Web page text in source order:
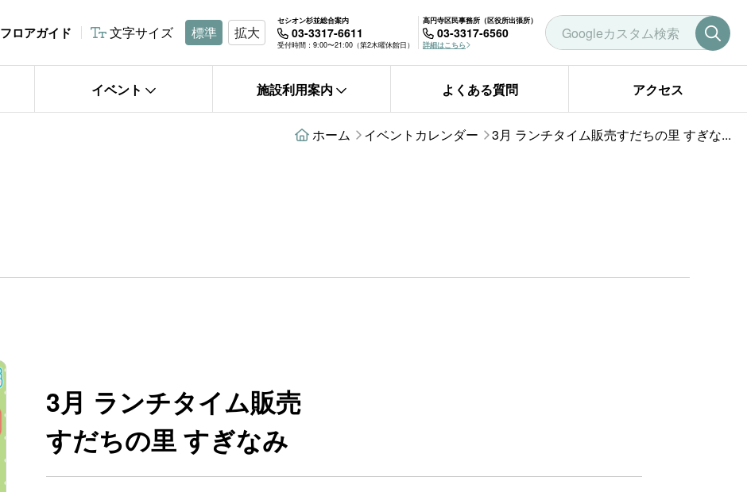
フロアガイド 文字サイズ 標準 拡大
セシオン杉並総合案内
03-3317-6611
受付時間：9:00〜21:00（第2木曜休館日）
高円寺区民事務所（区役所出張所）
03-3317-6560
詳細はこちら
イベント 施設利用案内 よくある質問 アクセス
ホーム イベントカレンダー 3月 ランチタイム販売すだちの里 すぎな...
3月 ランチタイム販売
すだちの里 すぎなみ